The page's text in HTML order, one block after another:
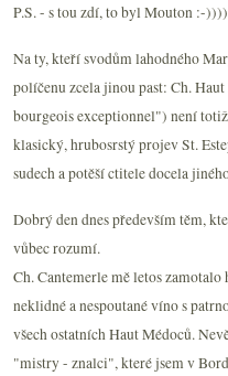
P.S. - s tou zdí, to byl Mouton :-))))
Na ty, kteří svodům lahodného
políčenu zcela jinou past: Ch.
bourgeois exceptionnel") není
klasický, hrubosrstý projev St.
sudech a potěší ctitele docela
Dobrý den dnes především těm,
vůbec rozumí.
Ch. Cantemerle mě letos
neklidné a nespoutané víno s
všech ostatních Haut Médoců.
"mistry - znalci", které jsem v